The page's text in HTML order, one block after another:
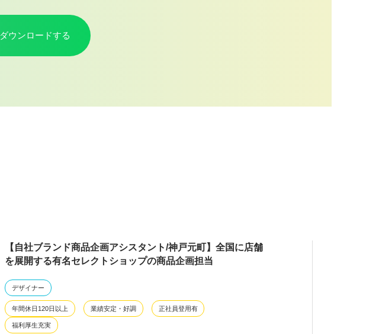
ダウンロードする
【自社ブランド商品企画アシスタント/神戸元町】全国に店舗
を展開する有名セレクトショップの商品企画担当
デザイナー
年間休日120日以上 業績安定・好調 正社員登用有
福利厚生充実